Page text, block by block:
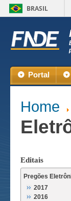
BRASIL
Portal
Home
Editais
Pregões
2017
2016